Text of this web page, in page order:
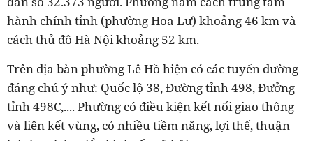
hành chính tỉnh (phường Hoa Lư) khoảng 46 km và
cách thủ đô Hà Nội khoảng 52 km.
Trên địa bàn phường Lê Hồ hiện có cáctuyến đường
đáng chú ý như: Quốc lộ 38, Đường tỉnh 498, Đưởng
tỉnh 498C,.... Phường có điều kiện kết nối giao thông
và liên kết vùng, có nhiều tiềm năng, lợi thế, thuận